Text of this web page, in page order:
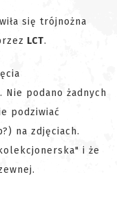
się trójnożna
LCT.
. Nie podano żadnych
podziwiać
na zdjęciach.
i że